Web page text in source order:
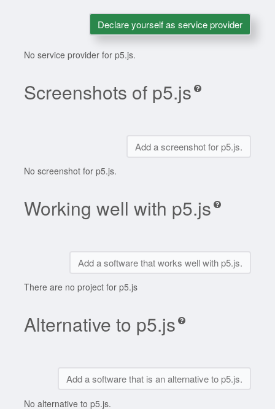
Declare yourself as service provider
No service provider for p5.js.
Screenshots of p5.js
Add a screenshot for p5.js.
No screenshot for p5.js.
Working well with p5.js
Add a software that works well with p5.js.
There are no project for p5.js
Alternative to p5.js
Add a software that is an alternative to p5.js.
No alternative to p5.js.